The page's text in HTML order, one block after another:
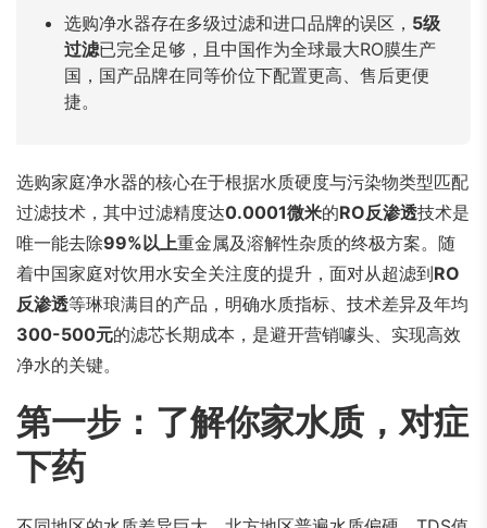
选购净水器存在多级过滤和进口品牌的误区， 5级
过滤已完全足够，且中国作为全球最大RO膜生产
国，国产品牌在同等价位下配置更高、售后更便
捷。
选购家庭净水器的核心在于根据水质硬度与污染物类型匹配
过滤技术，其中过滤精度达0.0001微米的RO反渗透技术是
唯一能去除99%以上重金属及溶解性杂质的终极方案。随
着中国家庭对饮用水安全关注度的提升，面对从超滤到RO
反渗透等琳琅满目的产品，明确水质指标、技术差异及年均
300-500元的滤芯长期成本，是避开营销噱头、实现高效
净水的关键。
第一步：了解你家水质，对症
下药